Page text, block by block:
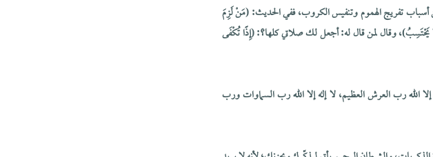
أسباب تفريج الهموم وتنفيس الكروب، ففي الحديث: (مَنْ لَزِمَ
وقال لمن قال له: أجعل لك صلاتي كلها؟: (إِذًا تُكْفَى
الله رب العرش العظيم، لا إله إلا الله رب السماوات ورب